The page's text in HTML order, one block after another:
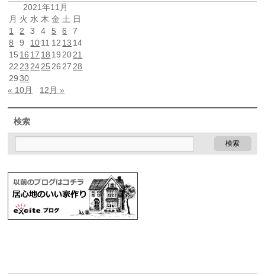
2021年11月
月 火 水 木 金 土 日
1
2 3 4 5 6
7
8
9 1011 12 13 14
15 16 17 18 19 2021
22 23 2425 26 27 28
29 30
« 10月
12月 »
検索